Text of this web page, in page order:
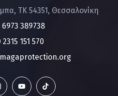
ΤΚ 54351, Θεσσαλονίκη
6973 389738
2315 151 570